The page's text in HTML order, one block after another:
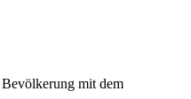
mit dem